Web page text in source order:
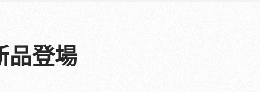
品登場